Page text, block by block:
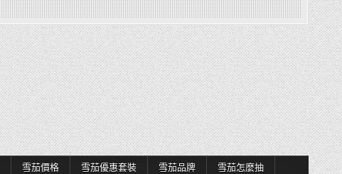
雪茄價格 雪茄優惠套裝 雪茄品牌
雪茄怎麼抽